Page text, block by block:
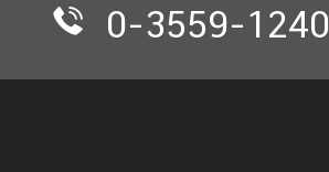
0-3559-1240